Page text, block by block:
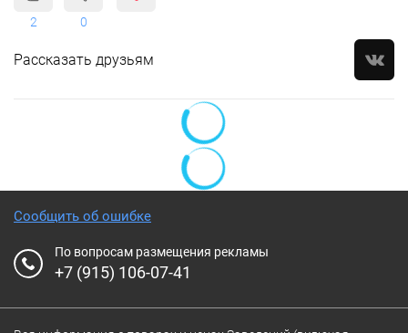
2 0
Рассказать друзьям
Сообщить об ошибке
По вопросам размещения рекламы
+7 (915) 106-07-41